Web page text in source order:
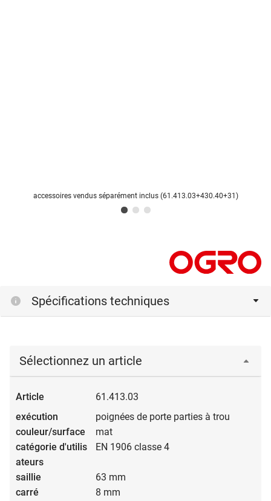
accessoires vendus séparément inclus (61.413.03+430.40+31)
Spécifications techniques
Sélectionnez un article
61.413.03
poignées de porte parties à trou
mat
EN 1906 classe 4
63 mm
8 mm